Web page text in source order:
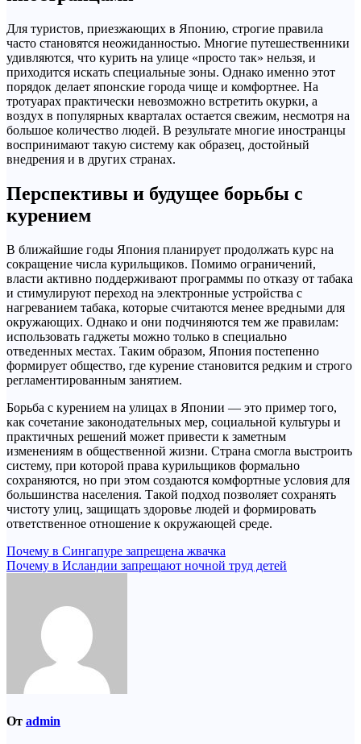
Для туристов, приезжающих в Японию, строгие правила
часто становятся неожиданностью. Многие путешественники
удивляются, что курить на улице «просто так» нельзя, и
приходится искать специальные зоны. Однако именно этот
порядок делает японские города чище и комфортнее. На
тротуарах практически невозможно встретить окурки, а
воздух в популярных кварталах остается свежим, несмотря на
большое количество людей. В результате многие иностранцы
воспринимают такую систему как образец, достойный
внедрения и в других странах.
Перспективы и будущее борьбы с
курением
В ближайшие годы Япония планирует продолжать курс на
сокращение числа курильщиков. Помимо ограничений,
власти активно поддерживают программы по отказу от табака
и стимулируют переход на электронные устройства с
нагреванием табака, которые считаются менее вредными для
окружающих. Однако и они подчиняются тем же правилам:
использовать гаджеты можно только в специально
отведенных местах. Таким образом, Япония постепенно
формирует общество, где курение становится редким и строго
регламентированным занятием.
Борьба с курением на улицах в Японии — это пример того,
как сочетание законодательных мер, социальной культуры и
практичных решений может привести к заметным
изменениям в общественной жизни. Страна смогла выстроить
систему, при которой права курильщиков формально
сохраняются, но при этом создаются комфортные условия для
большинства населения. Такой подход позволяет сохранять
чистоту улиц, защищать здоровье людей и формировать
ответственное отношение к окружающей среде.
Навигация
по
Почему в Сингапуре запрещена жвачка
Почему в Исландии запрещают ночной труд детей
От admin